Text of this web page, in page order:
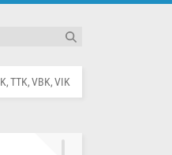
TTK VBK VIK